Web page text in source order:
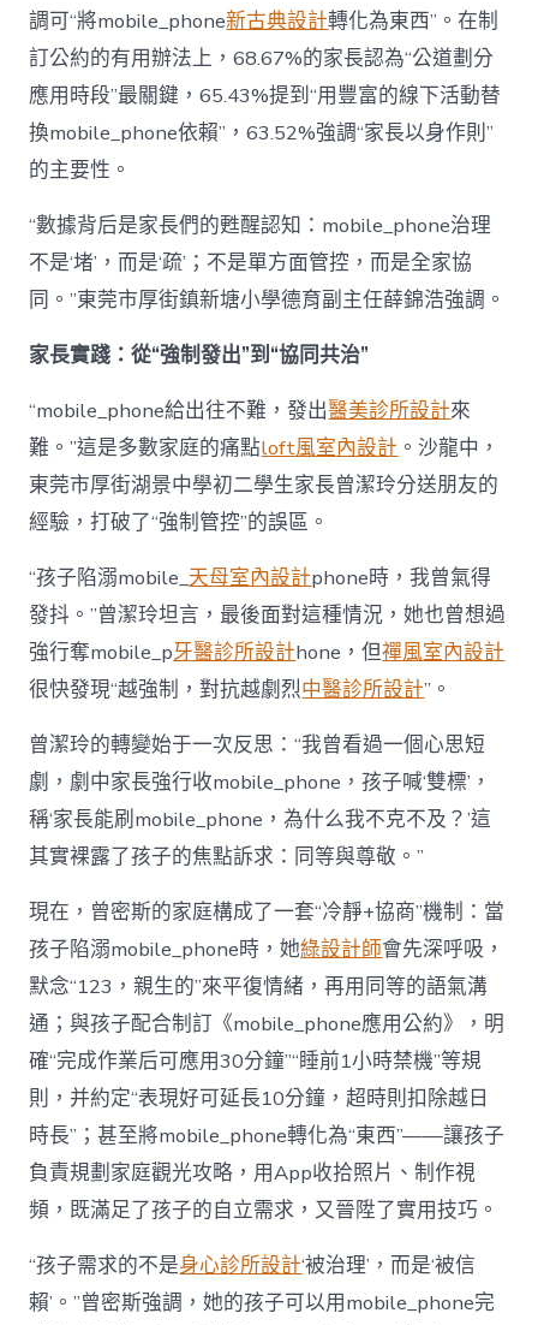
調可“將mobile_phone新古典設計轉化為東西”。在制
訂公約的有用辦法上，68.67%的家長認為“公道劃分
應用時段”最關鍵，65.43%提到“用豐富的線下活動替
換mobile_phone依賴”，63.52%強調“家長以身作則”
的主要性。
“數據背后是家長們的甦醒認知：mobile_phone治理
不是‘堵’，而是‘疏’；不是單方面管控，而是全家協
同。”東莞市厚街鎮新塘小學德育副主任薛錦浩強調。
家長實踐：從“強制發出”到“協同共治”
“mobile_phone給出往不難，發出醫美診所設計來
難。”這是多數家庭的痛點loft風室內設計 。沙龍中，
東莞市厚街湖景中學初二學生家長曾潔玲分送朋友的
經驗，打破了“強制管控”的誤區。
“孩子陷溺mobile_天母室內設計phone時，我曾氣得
發抖。”曾潔玲坦言，最後面對這種情況，她也曾想過
強行奪mobile_p牙醫診所設計hone，但禪風室內設計
很快發現“越強制，對抗越劇烈中醫診所設計”。
曾潔玲的轉變始于一次反思：“我曾看過一個心思短
劇，劇中家長強行收mobile_phone，孩子喊‘雙標’，
稱‘家長能刷mobile_phone，為什么我不克不及？’這
其實裸露了孩子的焦點訴求：同等與尊敬。”
現在，曾密斯的家庭構成了一套“冷靜+協商”機制：當
孩子陷溺mobile_phone時，她綠設計師會先深呼吸，
默念“123，親生的”來平復情緒，再用同等的語氣溝
通；與孩子配合制訂《mobile_phone應用公約》，明
確“完成作業后可應用30分鐘”“睡前1小時禁機”等規
則，并約定“表現好可延長10分鐘，超時則扣除越日
時長”；甚至將mobile_phone轉化為“東西”——讓孩子
負責規劃家庭觀光攻略，用App收拾照片、制作視
頻，既滿足了孩子的自立需求，又晉陞了實用技巧。
“孩子需求的不是身心診所設計‘被治理’，而是‘被信
賴’。”曾密斯強調，她的孩子可以用mobile_phone完